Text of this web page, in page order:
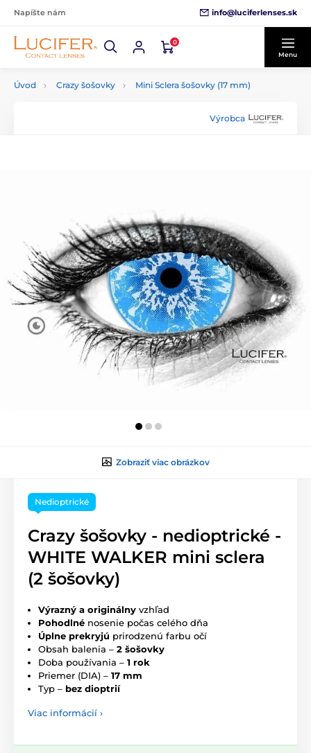
Napíšte nám info@luciferlenses.sk
0
Menu
Úvod Crazy šošovky Mini Sclera šošovky (17 mm)
Výrobca
Zobraziť viac obrázkov
Nedioptrické
Crazy šošovky - nedioptrické -
WHITE WALKER mini sclera
(2 šošovky)
Výrazný a originálny vzhľad
Pohodlné nosenie počas celého dňa
Úplne prekryjú prirodzenú farbu očí
Obsah balenia – 2 šošovky
Doba používania – 1 rok
Priemer (DIA) – 17 mm
Typ – bez dioptrií
Viac informácií ›